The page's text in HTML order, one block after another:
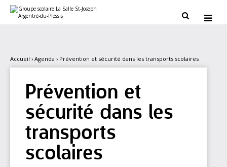
contenu.
personnels
 
Accueil › Agenda › Prévention et sécurité dans les transports scolaires
Prévention et
sécurité dans les
transports
scolaires